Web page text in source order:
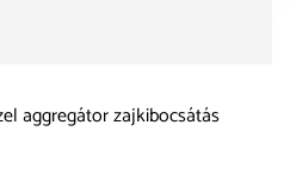
aggregátor zajkibocsátás